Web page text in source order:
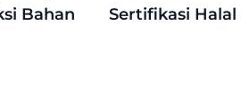
Bahan
Sertifikasi